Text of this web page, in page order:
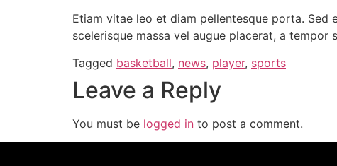
Etiam vitae leo et diam pellentesque porta. Sed
scelerisque massa vel augue placerat, a
Tagged basketball, news, player, sports
Leave a Reply
You must be logged in to post a comment.